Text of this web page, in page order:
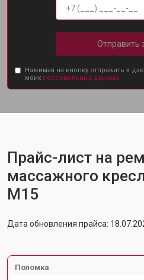
Отправить
Нажимая на кнопку отправить я
моих персональных данных.
Прайс-лист на
массажного
M15
Дата обновления прайса:
Поломка